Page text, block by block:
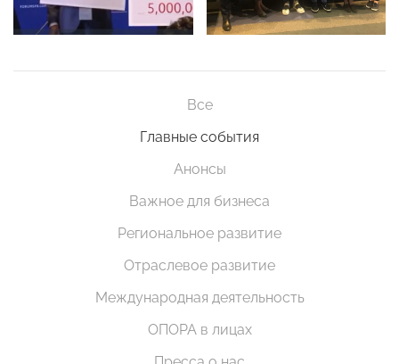
Все
Главные события
Анонсы
Важное для бизнеса
Региональное развитие
Отраслевое развитие
Международная деятельность
ОПОРА в лицах